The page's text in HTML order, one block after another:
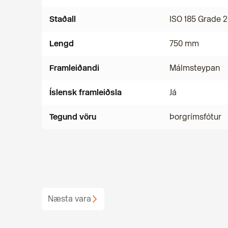
Staðall ISO 185 Grade
Lengd 750 mm
Framleiðandi Málmsteypan
Íslensk framleiðsla Já
Tegund vöru Þorgrímsfótur
Næsta vara